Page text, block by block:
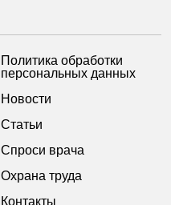
Политика обработки
персональных данных
Новости
Статьи
Спроси врача
Охрана труда
Контакты